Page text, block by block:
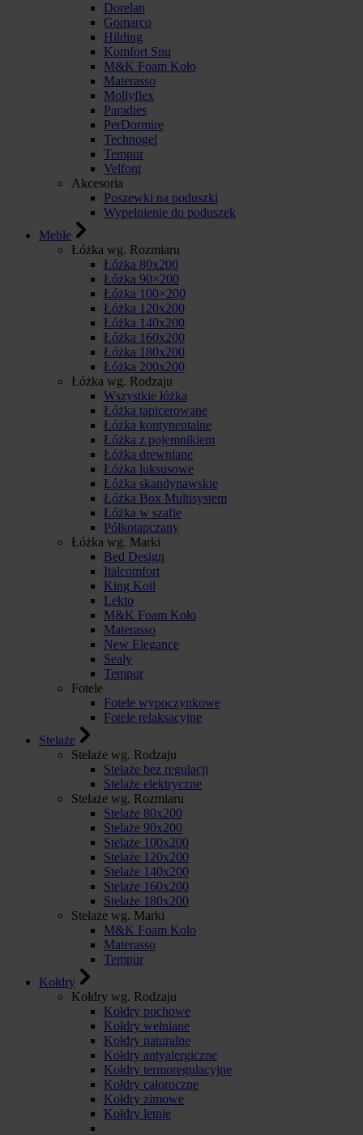
Dorelan
Gomarco
Hilding
Komfort Snu
M&K Foam Koło
Materasso
Mollyflex
Paradies
PerDormire
Technogel
Tempur
Velfont
Akcesoria
Poszewki na poduszki
Wypełnienie do poduszek
Meble
Łóżka wg. Rozmiaru
Łóżka 80x200
Łóżka 90×200
Łóżka 100×200
Łóżka 120x200
Łóżka 140x200
Łóżka 160x200
Łóżka 180x200
Łóżka 200x200
Łóżka wg. Rodzaju
Wszystkie łóżka
Łóżka tapicerowane
Łóżka kontynentalne
Łóżka z pojemnikiem
Łóżka drewniane
Łóżka luksusowe
Łóżka skandynawskie
Łóżka Box Multisystem
Łóżka w szafie
Półkotapczany
Łóżka wg. Marki
Bed Design
Italcomfort
King Koil
Lekto
M&K Foam Koło
Materasso
New Elegance
Sealy
Tempur
Fotele
Fotele wypoczynkowe
Fotele relaksacyjne
Stelaże
Stelaże wg. Rodzaju
Stelaże bez regulacji
Stelaże elektryczne
Stelaże wg. Rozmiaru
Stelaże 80x200
Stelaże 90x200
Stelaże 100x200
Stelaże 120x200
Stelaże 140x200
Stelaże 160x200
Stelaże 180x200
Stelaże wg. Marki
M&K Foam Kolo
Materasso
Tempur
Kołdry
Kołdry wg. Rodzaju
Kołdry puchowe
Kołdry wełniane
Kołdry naturalne
Kołdry antyalergiczne
Kołdry termoregulacyjne
Kołdry całoroczne
Kołdry zimowe
Kołdry letnie